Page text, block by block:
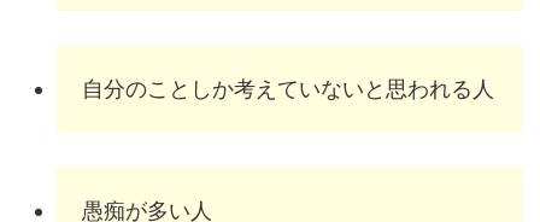
自分のことしか考えていないと思われる人
愚痴が多い人